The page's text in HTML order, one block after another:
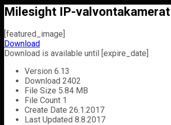
Milesight IP-
[featured_image]
Download
Download is available until [expire_date]
Version 6.13
Download 2402
File Size 5.84 MB
File Count 1
Create Date 26.1.2017
Last Updated 8.8.2017